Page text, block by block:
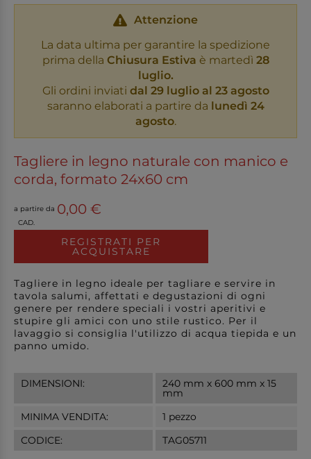
Attenzione
La data ultima per garantire la spedizione
prima della Chiusura Estiva è martedì 28
luglio.
Gli ordini inviati dal 29 luglio al 23 agosto
saranno elaborati a partire da lunedì 24
agosto.
Tagliere in legno naturale con manico e
corda, formato 24x60 cm
a partire da 0,00 €
CAD.
REGISTRATI PER
ACQUISTARE
Tagliere in legno ideale per tagliare e servire in
tavola salumi, affettati e degustazioni di ogni
genere per rendere speciali i vostri aperitivi e
stupire gli amici con uno stile rustico. Per il
lavaggio si consiglia l'utilizzo di acqua tiepida e un
panno umido.
DIMENSIONI: 240 mm x 600 mm x 15
mm
MINIMA VENDITA:
1 pezzo
CODICE:
TAG05711